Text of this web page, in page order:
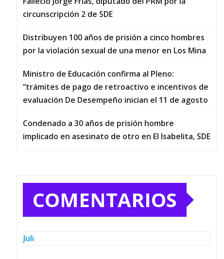
circunscripción 2 de SDE
Distribuyen 100 años de prisión a cinco hombres
por la violación sexual de una menor en Los Mina
Ministro de Educación confirma al Pleno:
“trámites de pago de retroactivo e incentivos de
evaluación De Desempeño inician el 11 de agosto
Condenado a 30 años de prisión hombre
implicado en asesinato de otro en El Isabelita, SDE
COMENTARIOS
Juli